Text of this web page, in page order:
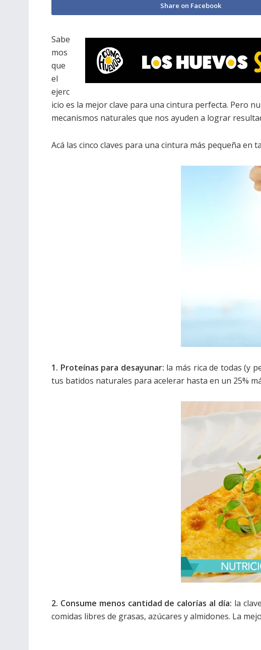
Share on Facebook
Sabe
mos
que
el
ejerc
icio es la mejor clave para una cintura perfecta. Pero
mecanismos naturales que nos ayuden a lograr
Acá las cinco claves para una cintura más pequeña en
1. Proteínas para desayunar: la más rica de todas (y
tus batidos naturales para acelerar hasta en un 25%
2. Consume menos cantidad de calorías al día: la
comidas libres de grasas, azúcares y almidones. La